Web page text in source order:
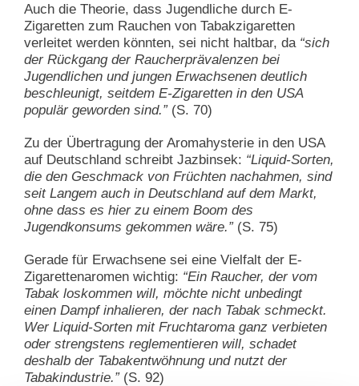
Auch die Theorie, dass Jugendliche durch E-
Zigaretten zum Rauchen von Tabakzigaretten
verleitet werden könnten, sei nicht haltbar, da “sich
der Rückgang der Raucherprävalenzen bei
Jugendlichen und jungen Erwachsenen deutlich
beschleunigt, seitdem E-Zigaretten in den USA
populär geworden sind.”(S. 70)
Zu der Übertragung der Aromahysterie in den USA
auf Deutschland schreibt Jazbinsek: “Liquid-Sorten,
die den Geschmack von Früchten nachahmen, sind
seit Langem auch in Deutschland auf dem Markt,
ohne dass es hier zu einem Boom des
Jugendkonsums gekommen wäre.”(S. 75)
Gerade für Erwachsene sei eine Vielfalt der E-
Zigarettenaromen wichtig: “Ein Raucher, der vom
Tabak loskommen will, möchte nicht unbedingt
einen Dampf inhalieren, der nach Tabak schmeckt.
Wer Liquid-Sorten mit Fruchtaroma ganz verbieten
oder strengstens reglementieren will, schadet
deshalb der Tabakentwöhnung und nutzt der
Tabakindustrie.”(S. 92)